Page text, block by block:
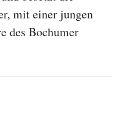
mit einer jungen
des Bochumer